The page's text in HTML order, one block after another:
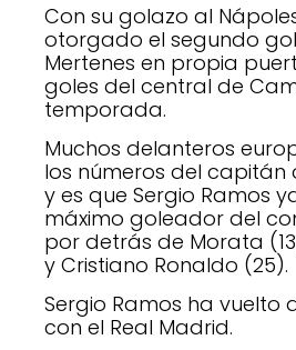
Con su golazo al
otorgado el segundo
Mertenes en propia
goles del central de
temporada.
Muchos delanteros
los números del capitán
y es que Sergio Ramos
máximo goleador del
por detrás de Morata
y Cristiano Ronaldo (25).
Sergio Ramos ha vuelto
con el Real Madrid.